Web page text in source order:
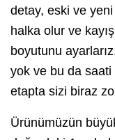
detay, eski ve
halka olur ve
boyutunu
yok ve bu da saati
etapta sizi biraz
Ürünümüzün